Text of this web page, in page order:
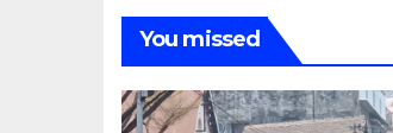
You missed